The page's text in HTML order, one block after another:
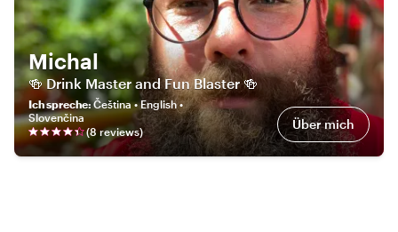
Michal
🍻 Drink Master and Fun Blaster 🍻
Ich spreche:Čeština • English •
Slovenčina
(8reviews) Über mich